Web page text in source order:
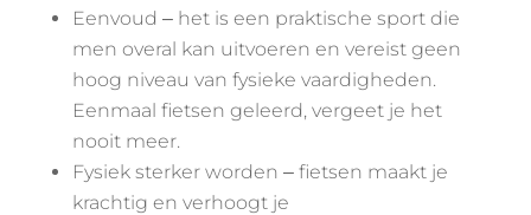
Eenvoud ‒ het is een praktische sport die
men overal kan uitvoeren en vereist geen
hoog niveau van fysieke vaardigheden.
Eenmaal fietsen geleerd, vergeet je het
nooit meer.
Fysiek sterker worden ‒ fietsen maakt je
krachtig en verhoogt je